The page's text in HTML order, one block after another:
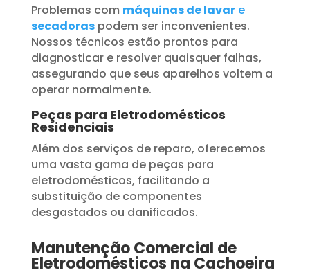
Problemas com máquinas de lavare
secadoraspodem ser inconvenientes.
Nossos técnicos estão prontos para
diagnosticar e resolver quaisquer falhas,
assegurando que seus aparelhos voltem a
operar normalmente.
Peças para Eletrodomésticos
Residenciais
Além dos serviços de reparo, oferecemos
uma vasta gama de peças para
eletrodomésticos, facilitando a
substituição de componentes
desgastados ou danificados.
Manutenção Comercial de
Eletrodomésticos na Cachoeira